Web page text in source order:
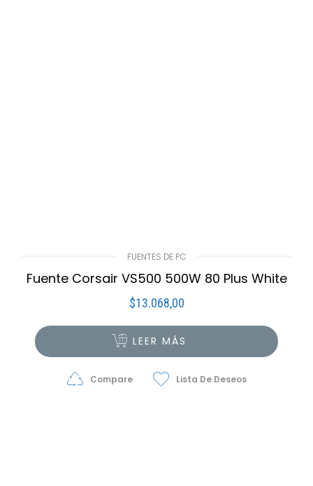
FUENTES DE PC
Fuente Corsair VS500 500W 80 Plus White
$13.068,00
LEER MÁS
Compare Lista De Deseos